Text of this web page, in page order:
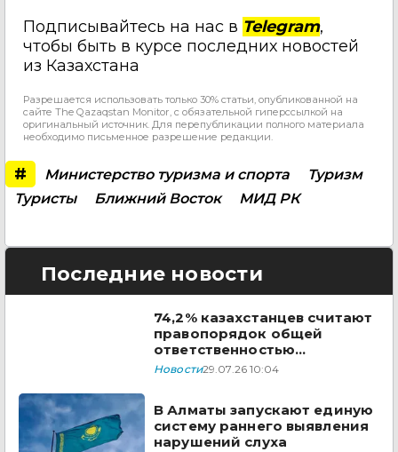
Подписывайтесь на нас в Telegram,
чтобы быть в курсе последних новостей
из Казахстана
Разрешается использовать только 30% статьи, опубликованной на
сайте The Qazaqstan Monitor, с обязательной гиперссылкой на
оригинальный источник. Для перепубликации полного материала
необходимо письменное разрешение редакции.
# Министерство туризма и спорта
Туризм
Туристы
Ближний Восток МИД РК
Последние новости
74,2% казахстанцев считают
правопорядок общей
ответственностью
государства и граждан
Новости29.07.26 10:04
В Алматы запускают единую
систему раннего выявления
нарушений слуха